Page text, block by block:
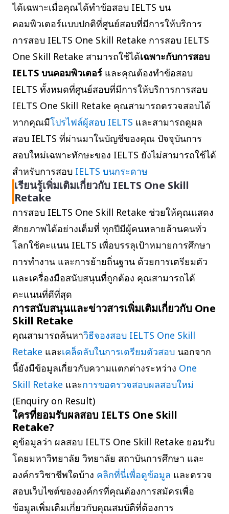
ได้เฉพาะเมื่อคุณได้ทำข้อสอบ IELTS บน
คอมพิวเตอร์แบบปกติที่ศูนย์สอบที่มีการให้บริการ
การสอบ IELTS One Skill Retake การสอบ IELTS
One Skill Retake สามารถใช้ได้เฉพาะกับการสอบ
IELTS บนคอมพิวเตอร์ และคุณต้องทำข้อสอบ
IELTS ทั้งหมดที่ศูนย์สอบที่มีการให้บริการการสอบ
IELTS One Skill Retake คุณสามารถตรวจสอบได้
หากคุณมีโปรไฟล์ผู้สอบ IELTS และสามารถดูผล
สอบ IELTS ที่ผ่านมาในบัญชีของคุณ ปัจจุบันการ
สอบใหม่เฉพาะทักษะของ IELTS ยังไม่สามารถใช้ได้
สำหรับการสอบ IELTS บนกระดาษ
เรียนรู้เพิ่มเติมเกี่ยวกับ IELTS One Skill
Retake
การสอบ IELTS One Skill Retake ช่วยให้คุณแสดง
ศักยภาพได้อย่างเต็มที่ ทุกปีมีผู้คนหลายล้านคนทั่ว
โลกใช้คะแนน IELTS เพื่อบรรลุเป้าหมายการศึกษา
การทำงาน และการย้ายถิ่นฐาน ด้วยการเตรียมตัว
และเครื่องมือสนับสนุนที่ถูกต้อง คุณสามารถได้
คะแนนที่ดีที่สุด
การสนับสนุนและข่าวสารเพิ่มเติมเกี่ยวกับ One
Skill Retake
คุณสามารถค้นหาวิธีจองสอบ IELTS One Skill
Retake และเคล็ดลับในการเตรียมตัวสอบ นอกจาก
นี้ยังมีข้อมูลเกี่ยวกับความแตกต่างระหว่าง One
Skill Retake และการขอตรวจสอบผลสอบใหม่
(Enquiry on Result)
ใครที่ยอมรับผลสอบ IELTS One Skill
Retake?
ดูข้อมูลว่า ผลสอบ IELTS One Skill Retake ยอมรับ
โดยมหาวิทยาลัย วิทยาลัย สถาบันการศึกษา และ
องค์กรวิชาชีพใดบ้าง คลิกที่นี่เพื่อดูข้อมูล และตรวจ
สอบเว็บไซต์ขององค์กรที่คุณต้องการสมัครเพื่อ
ข้อมูลเพิ่มเติมเกี่ยวกับคุณสมบัติที่ต้องการ